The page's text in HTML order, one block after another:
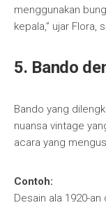
menggunakan
kepala,” ujar Flora,
5. Bando
Bando yang
nuansa vintage
acara yang
Contoh:
Desain ala 1920-